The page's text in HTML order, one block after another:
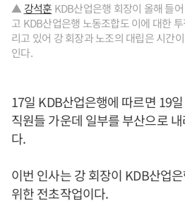
▲ 강석훈 KDB산업은행 회장이 올해 들
고 KDB산업은행 노동조합도 이에 대한
리고 있어 강 회장과 노조의 대립은 시간
인다.
17일 KDB산업은행에 따르면 19
직원들 가운데 일부를 부산으로
다.
이번 인사는 강 회장이 KDB산업
위한 전초작업이다.